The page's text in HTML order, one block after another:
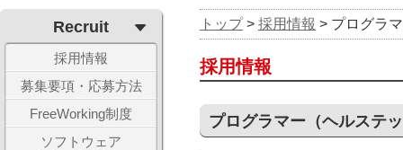
トップ> 採用情報 > プログラ
採用情報
プログラマー（ヘルステ
Recruit
採用情報
募集要項・応募方法
FreeWorking制度
ソフトウェア